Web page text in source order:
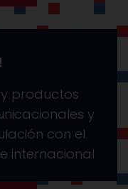
productos
y
con el
internacional